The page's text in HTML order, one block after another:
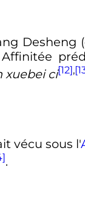
Desheng
Affinitée
xuebei ci[12],
vécu sous l'
.